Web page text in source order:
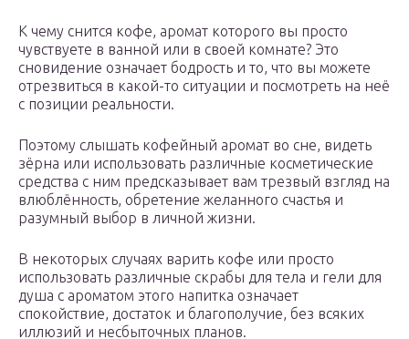
К чему снится кофе, аромат которого вы просто
чувствуете в ванной или в своей комнате? Это
сновидение означает бодрость и то, что вы можете
отрезвиться в какой-то ситуации и посмотреть на неё
с позиции реальности.
Поэтому слышать кофейный аромат во сне, видеть
зёрна или использовать различные косметические
средства с ним предсказывает вам трезвый взгляд на
влюблённость, обретение желанного счастья и
разумный выбор в личной жизни.
В некоторых случаях варить кофе или просто
использовать различные скрабы для тела и гели для
душа с ароматом этого напитка означает
спокойствие, достаток и благополучие, без всяких
иллюзий и несбыточных планов.